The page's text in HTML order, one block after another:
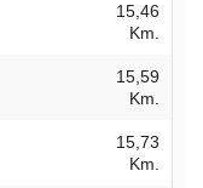
15,46
Km.
15,59
Km.
15,73
Km.